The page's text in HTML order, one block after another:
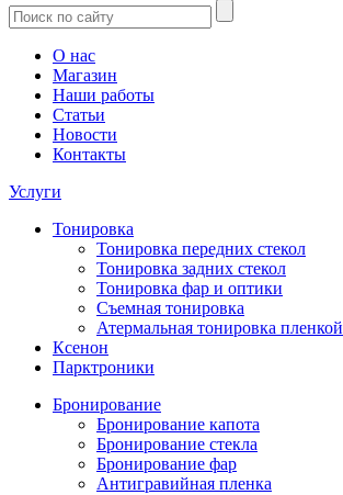
О нас
Магазин
Наши работы
Статьи
Новости
Контакты
Услуги
Тонировка
Тонировка передних стекол
Тонировка задних стекол
Тонировка фар и оптики
Съемная тонировка
Атермальная тонировка пленкой
Ксенон
Парктроники
Бронирование
Бронирование капота
Бронирование стекла
Бронирование фар
Антигравийная пленка